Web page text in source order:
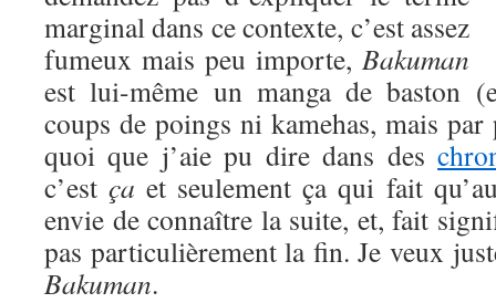
marginal dans ce contexte, c’est assez
fumeux mais peu importe, Bakuman
est lui-même un manga de baston
coups de poings ni kamehas, mais
quoi que j’aie pu dire dans des
c’estça et seulement ça qui fait
envie de connaître la suite, et, fait
pas particulièrement la fin. Je veux
Bakuman.